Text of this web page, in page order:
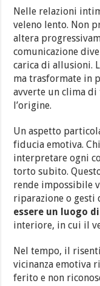
Nelle relazioni
veleno lento. Non
altera
comunicazione
carica di allusioni.
ma trasformate in
avverte un clima di
l’origine.
Un aspetto
fiducia emotiva.
interpretare ogni
torto subito.
rende impossibile
riparazione o gesti
essere un luogo
interiore, in cui il
Nel tempo, il
vicinanza emotiva
ferito e non